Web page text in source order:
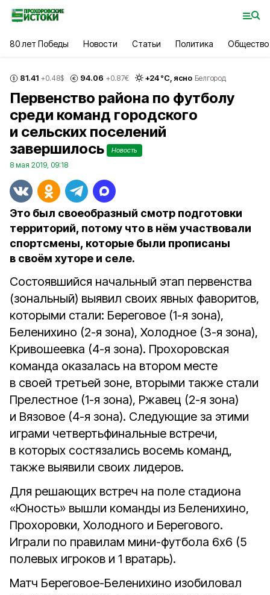
80 лет Победы Новости Статьи Политика Общество
81.41 +0.48$ 94.06 +0.87€ +24°С, ясно Белгород
Первенство района по футболу
среди команд городского
и сельских поселений
завершилось
Новость
8 мая 2019, 09:18
Это был своеобразный смотр подготовки
территорий, потому что в нём участвовали
спортсмены, которые были прописаны
в своём хуторе и селе.
Состоявшийся начальный этап первенства
(зональный) выявил своих явных фаворитов,
которыми стали: Береговое (1-я зона),
Беленихино (2-я зона), Холодное (3-я зона),
Кривошеевка (4-я зона). Прохоровская
команда оказалась на втором месте
в своей третьей зоне, вторыми также стали
Прелестное (1-я зона), Ржавец (2-я зона)
и Вязовое (4-я зона). Следующие за этими
играми четвертьфинальные встречи,
в которых состязались восемь команд,
также выявили своих лидеров.
Для решающих встреч на поле стадиона
«Юность» вышли команды из Беленихино,
Прохоровки, Холодного и Берегового.
Играли по правилам мини-футбола 6х6 (5
полевых игроков и 1 вратарь).
Матч Береговое-Беленихино изобиловал